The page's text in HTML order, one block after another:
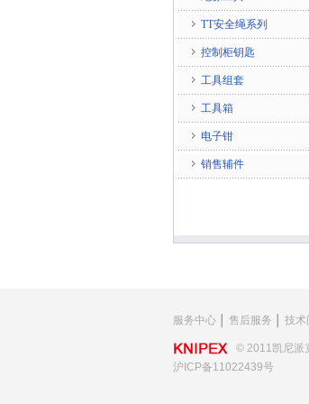
TT安全绳系列
控制柜钥匙
工具组套
工具箱
电子钳
销售辅件
服务中心 售后服务 技术
© 2011凯尼派
沪ICP备11022439号